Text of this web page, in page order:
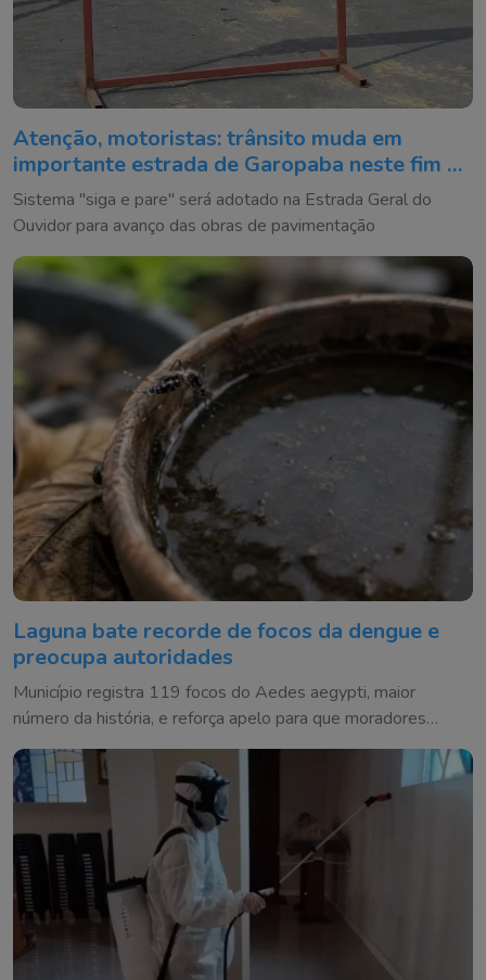
Atenção, motoristas: trânsito muda em
importante estrada de Garopaba neste fim de
semana
Sistema "siga e pare" será adotado na Estrada Geral do
Ouvidor para avanço das obras de pavimentação
Laguna bate recorde de focos da dengue e
preocupa autoridades
Município registra 119 focos do Aedes aegypti, maior
número da história, e reforça apelo para que moradores
eliminem criadouros